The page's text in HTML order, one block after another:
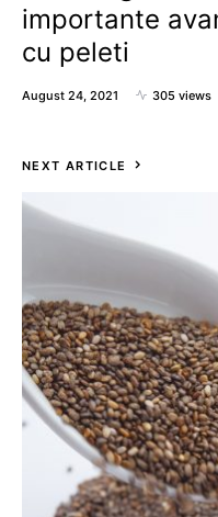
importante
cu peleti
August 24, 2021 305 views
NEXT ARTICLE